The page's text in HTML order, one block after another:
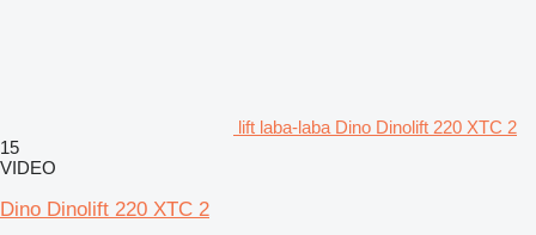
lift laba-laba Dino Dinolift 220 XTC 2
15
VIDEO
Dino Dinolift 220 XTC 2